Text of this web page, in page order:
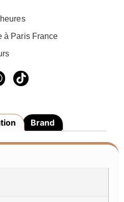
à Paris France
Brand